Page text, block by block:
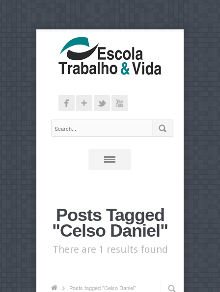
Posts Tagged
"Celso Daniel"
There are 1 results found
Posts tagged "Celso Daniel"